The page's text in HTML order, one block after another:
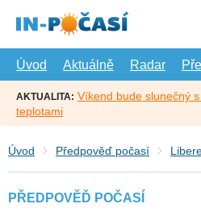
hlavní
Úvod
Aktuálně Radar
AKTUALITA: Víkend bude slunečný
teplotami
Úvod Předpověď počasí
PŘEDPOVĚĎ POČASÍ